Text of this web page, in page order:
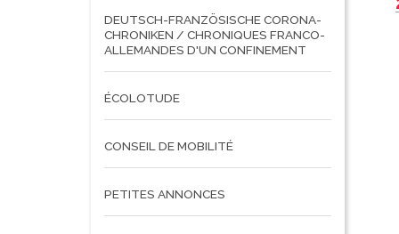
DEUTSCH-FRANZÖSISCHE CORONA-
CHRONIKEN / CHRONIQUES FRANCO-
ALLEMANDES D'UN CONFINEMENT
ÉCOLOTUDE
CONSEIL DE MOBILITÉ
PETITES ANNONCES